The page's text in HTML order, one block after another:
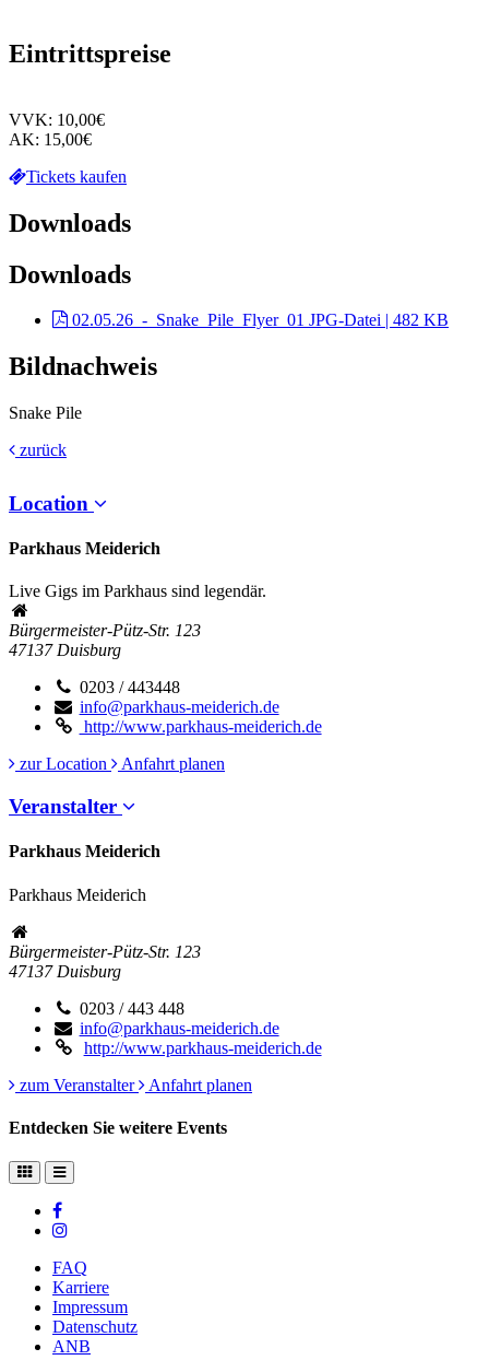
Eintrittspreise
VVK: 10,00€
AK: 15,00€
Tickets kaufen
Downloads
Downloads
02.05.26_-_Snake_Pile_Flyer_01 JPG-Datei | 482 KB
Bildnachweis
Snake Pile
zurück
Location
Parkhaus Meiderich
Live Gigs im Parkhaus sind legendär.
Bürgermeister-Pütz-Str. 123
47137 Duisburg
0203 / 443448
info@parkhaus-meiderich.de
http://www.parkhaus-meiderich.de
zur Location
Anfahrt planen
Veranstalter
Parkhaus Meiderich
Parkhaus Meiderich
Bürgermeister-Pütz-Str. 123
47137 Duisburg
0203 / 443 448
info@parkhaus-meiderich.de
http://www.parkhaus-meiderich.de
zum Veranstalter
Anfahrt planen
Entdecken Sie weitere Events
FAQ
Karriere
Impressum
Datenschutz
ANB